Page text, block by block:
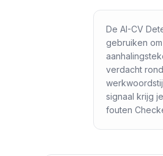
De AI-CV
gebruiken
verdacht
signaal krijg
fouten